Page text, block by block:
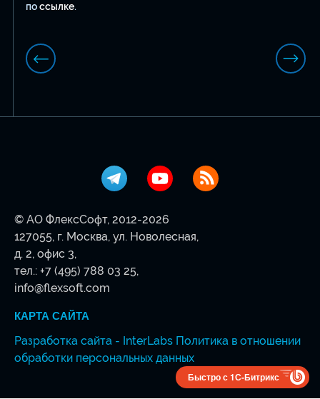
поссылке.
КАРТА САЙТА
© АО ФлексСофт, 2012-2026
127055, г. Москва, ул. Новолесная,
д. 2, офис 3,
тел.: +7 (495) 788 03 25,
info@flexsoft.com
Разработка сайта - InterLabs Политика в отношении
обработки персональных данных
Быстро с 1С-Битрикс